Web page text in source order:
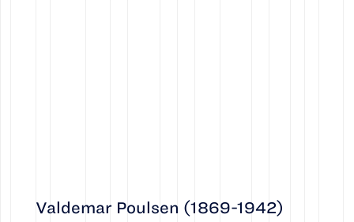
Valdemar Poulsen (1869-1942)